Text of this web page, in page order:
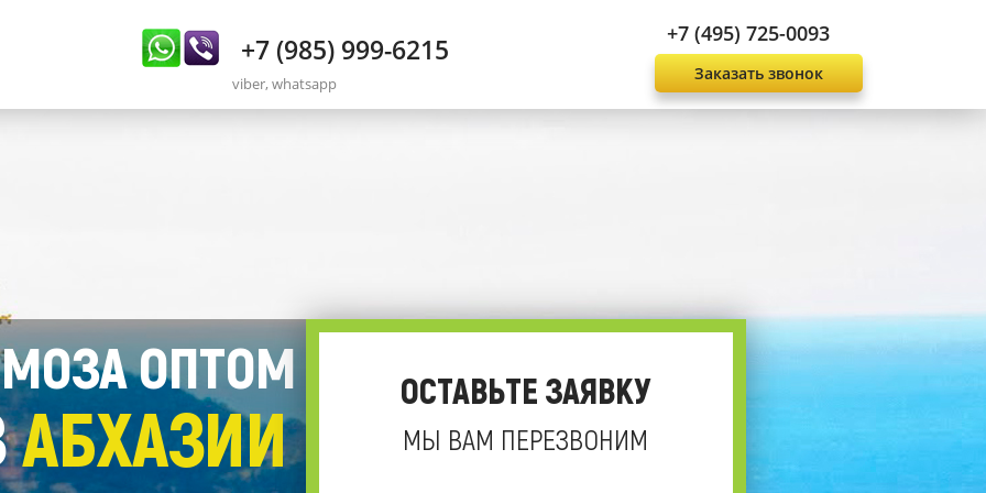
+7 (495) 725-0093
+7 (985) 999-6215
viber, whatsapp Заказать звонок
ОСТАВЬТЕ ЗАЯВКУ
МЫ ВАМ ПЕРЕЗВОНИМ
ОПТОМ
АБХАЗИИ